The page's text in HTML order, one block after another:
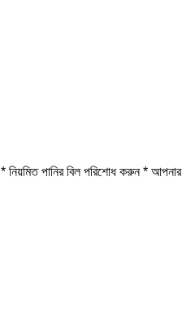
* নিয়মিত পানির বিল পরিশোধ করুন *